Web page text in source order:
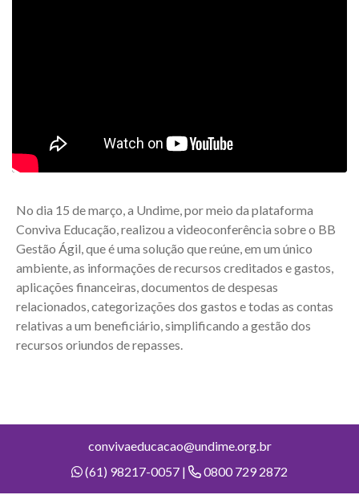
No dia 15 de março, a Undime, por meio da plataforma
Conviva Educação, realizou a videoconferência sobre o BB
Gestão Ágil, que é uma solução que reúne, em um único
ambiente, as informações de recursos creditados e gastos,
aplicações financeiras, documentos de despesas
relacionados, categorizações dos gastos e todas as contas
relativas a um beneficiário, simplificando a gestão dos
recursos oriundos de repasses.
convivaeducacao@undime.org.br
(61) 98217-0057 |
0800 729 2872